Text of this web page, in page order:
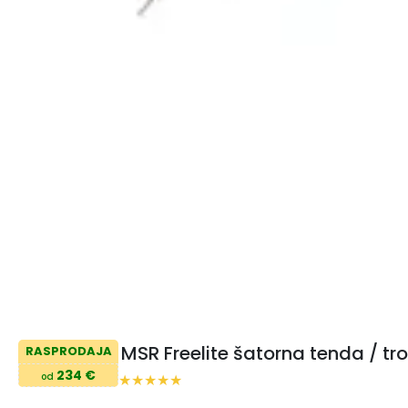
RASPRODAJA
od 234 €
MSR Freelite šatorna tenda /